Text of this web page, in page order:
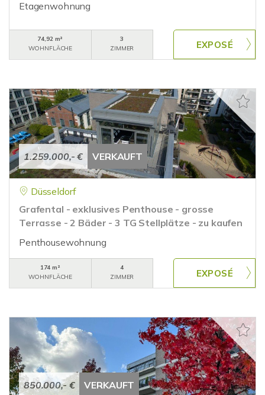
Etagenwohnung
74,92 m²
WOHNFLÄCHE
3
ZIMMER
1.259.000,- € VERKAUFT
Düsseldorf
Grafental - exklusives Penthouse - grosse
Terrasse - 2 Bäder - 3 TG Stellplätze - zu kaufen
Penthousewohnung
174 m²
WOHNFLÄCHE
4
ZIMMER
850.000,- € VERKAUFT